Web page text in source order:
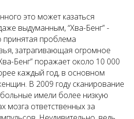
это может казаться
выдуманным, “Хва-Бенг” -
принятая проблема
затрагивающая огромное
Бенг” поражает около 10 000
каждый год, в основном
В 2009 году сканирование
имели более низкую
мозга ответственных за